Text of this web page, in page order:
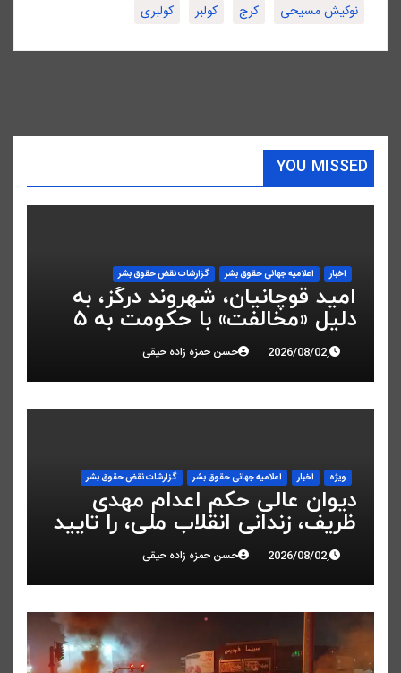
نوکیش مسیحی
کرج کولبر کولبری
YOU MISSED
اخبار اعلاميه جهانی حقوق بشر گزارشات نقض حقوق بشر
امید قوچانیان، شهروند درگز، به
دلیل «مخالفت» با حکومت به ۵
سال زندان محکوم شد
حسن حمزه زاده حیقی
ویژه اخبار اعلاميه جهانی حقوق بشر گزارشات نقض حقوق بشر
دیوان عالی حکم اعدام مهدی
ظریف، زندانی انقلاب ملی، را تایید
کرد حسن حمزه زاده حیقی